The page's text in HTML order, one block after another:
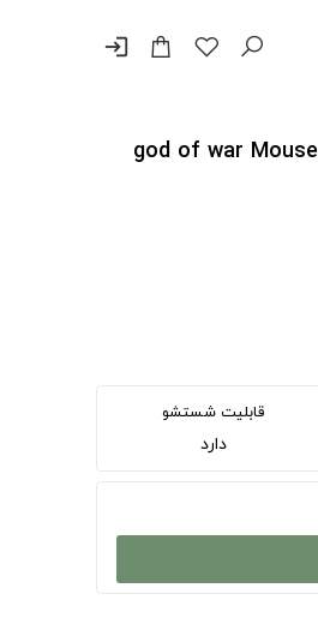
login
پد موس و دسک پد طرح GOD OF WAR گاد آف وار god of war Mouse
قابلیت شستشو
دارد